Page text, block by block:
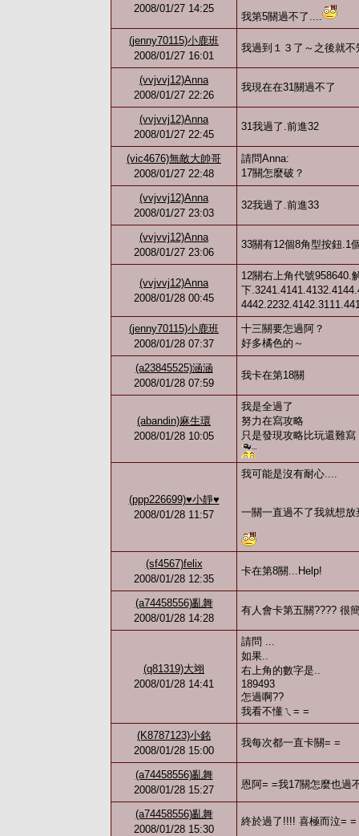
2008/01/27 14:25
我第5關過不了....
(jenny70115)小鹿班
2008/01/27 16:01
我過到１３了～之後就不
(vvjvvj12)Anna
2008/01/27 22:26
我現在在31關過不了
(vvjvvj12)Anna
2008/01/27 22:45
31我過了.前進32
(vic4676)無敵大帥哥
2008/01/27 22:48
請問Anna:
17關怎麼破？
(vvjvvj12)Anna
2008/01/27 23:03
32我過了.前進33
(vvjvvj12)Anna
2008/01/27 23:06
33關有12個8角型按鈕.1
(vvjvvj12)Anna
2008/01/28 00:45
12關右上角代號958640.
下
(jenny70115)小鹿班
2008/01/28 07:37
十三關要怎過阿？
好多橘色的～
(a23845525)涵涵
2008/01/28 07:59
我卡在第18關
(abandin)麻生環
2008/01/28 10:05
我是全過了
努力在寫攻略
只是發現攻略比玩還難寫
(ppp226699)♥小靜♥
2008/01/28 11:57
我可能是沒有耐心....
一關一直過不了我就想
(sf4567)felix
2008/01/28 12:35
卡在第8關...Help!
(a74458556)亂舞
2008/01/28 14:28
有人會卡第五關???? 很
(q81319)大翊
2008/01/28 14:41
請問 ...
如果..
右上角的數字是..
189493
怎過啊??
我看不懂ㄟ= =
(K8787123)小銘
2008/01/28 15:00
我每次都一直卡關= =
(a74458556)亂舞
2008/01/28 15:27
恩阿= =我17關怎麼也過
(a74458556)亂舞
2008/01/28 15:30
終於過了!!!! 喜極而泣= =